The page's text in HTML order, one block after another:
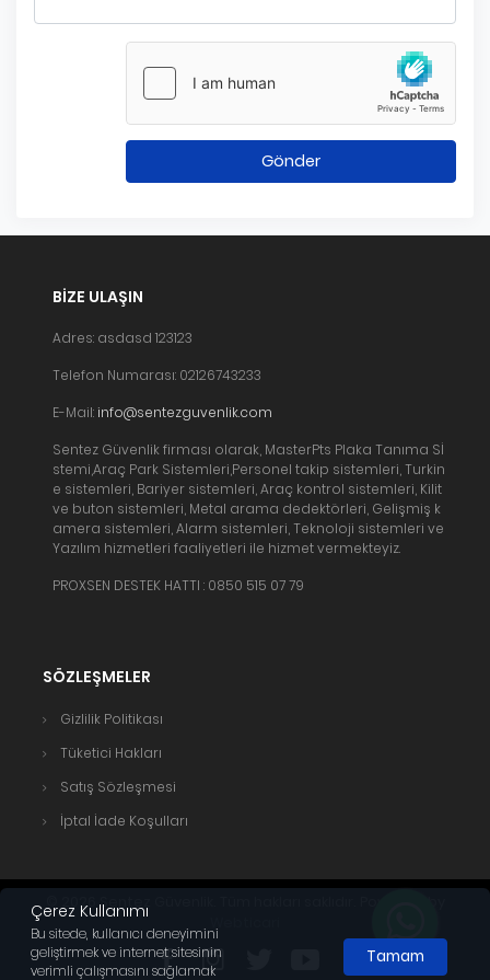
Çerez Kullanımı
Bu sitede, kullanıcı deneyimini
geliştirmek ve internet sitesinin
verimli çalışmasını sağlamak
Tamam
Gönder
BIZE ULAŞIN
Adres: asdasd 123123
Telefon Numarası: 02126743233
E-Mail: info@sentezguvenlik.com
Sentez Güvenlik firması olarak, MasterPts Plaka Tanıma Sİ
stemi,Araç Park Sistemleri,Personel takip sistemleri, Turkin
e sistemleri, Bariyer sistemleri, Araç kontrol sistemleri, Kilit
ve buton sistemleri, Metal arama dedektörleri, Gelişmiş k
amera sistemleri, Alarm sistemleri, Teknoloji sistemleri ve
Yazılım hizmetleri faaliyetleri ile hizmet vermekteyiz.
PROXSEN DESTEK HATTI : 0850 515 07 79
SÖZLEŞMELER
Gizlilik Politikası
Tüketici Hakları
Satış Sözleşmesi
İptal İade Koşulları
© 2026 Sentez Güvenlik. Tüm hakları saklıdır. Powered by